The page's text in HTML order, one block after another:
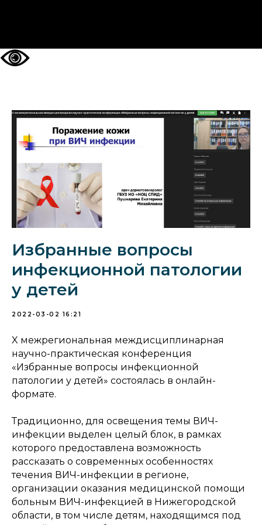
Избранные вопросы
инфекционной патологии
у детей
2022-03-02 16:21
X межрегиональная междисциплинарная
научно-практическая конференция
«Избранные вопросы инфекционной
патологии у детей» состоялась в онлайн-
формате.
Традиционно, для освещения темы ВИЧ-
инфекции выделен целый блок, в рамках
которого предоставлена возможность
рассказать о современных особенностях
течения ВИЧ-инфекции в регионе,
организации оказания медицинской помощи
больным ВИЧ-инфекцией в Нижегородской
области, в том числе детям, находящимся под